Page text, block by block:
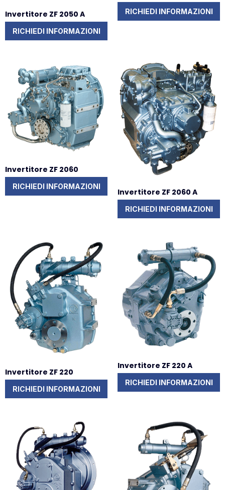
Invertitore ZF 2050 A
RICHIEDI INFORMAZIONI
RICHIEDI INFORMAZIONI
Invertitore ZF 2060
RICHIEDI INFORMAZIONI
Invertitore ZF 2060 A
RICHIEDI INFORMAZIONI
Invertitore ZF 220
RICHIEDI INFORMAZIONI
Invertitore ZF 220 A
RICHIEDI INFORMAZIONI